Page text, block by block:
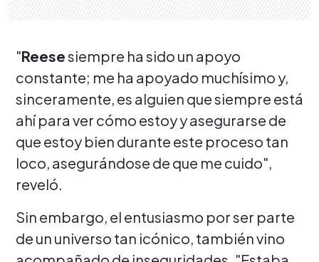
"Reesesiempre ha sido un apoyo
constante; me ha apoyado muchísimo y,
sinceramente, es alguien que siempre está
ahí para ver cómo estoy y asegurarse de
que estoy bien durante este proceso tan
loco, asegurándose de que me cuido",
reveló.
Sin embargo, el entusiasmo por ser parte
de un universo tan icónico, también vino